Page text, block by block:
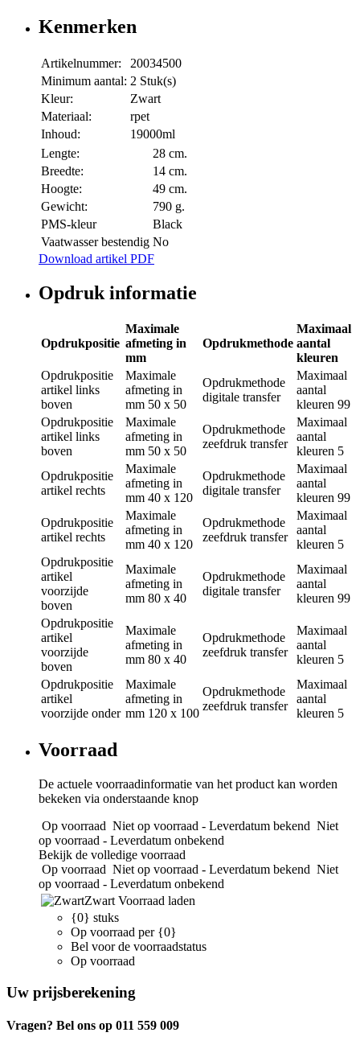
Kenmerken
Artikelnummer:
20034500
Minimum aantal: 2 Stuk(s)
Kleur:
Zwart
Materiaal:
rpet
Inhoud:
19000ml
Lengte:
28 cm.
Breedte:
14 cm.
Hoogte:
49 cm.
Gewicht:
790 g.
PMS-kleur
Black
Vaatwasser bestendig No
Download artikel PDF
Opdruk informatie
Opdrukpositie
Maximale
afmeting in
mm
Opdrukmethode
Maximaal
aantal
kleuren
Opdrukpositie
artikel links
boven
Maximale
afmeting in
mm 50 x 50
Opdrukmethode
digitale transfer
Maximaal
aantal
kleuren 99
Opdrukpositie
artikel links
boven
Maximale
afmeting in
mm 50 x 50
Opdrukmethode
zeefdruk transfer
Maximaal
aantal
kleuren 5
Opdrukpositie
artikel rechts
Maximale
afmeting in
mm 40 x 120
Opdrukmethode
digitale transfer
Maximaal
aantal
kleuren 99
Opdrukpositie
artikel rechts
Maximale
afmeting in
mm 40 x 120
Opdrukmethode
zeefdruk transfer
Maximaal
aantal
kleuren 5
Opdrukpositie
artikel
voorzijde
boven
Maximale
afmeting in
mm 80 x 40
Opdrukmethode
digitale transfer
Maximaal
aantal
kleuren 99
Opdrukpositie
artikel
voorzijde
boven
Maximale
afmeting in
mm 80 x 40
Opdrukmethode
zeefdruk transfer
Maximaal
aantal
kleuren 5
Opdrukpositie
artikel
voorzijde onder
Maximale
afmeting in
mm 120 x 100
Opdrukmethode
zeefdruk transfer
Maximaal
aantal
kleuren 5
Voorraad
De actuele voorraadinformatie van het product kan worden
bekeken via onderstaande knop
Op voorraad Niet op voorraad - Leverdatum bekend Niet
op voorraad - Leverdatum onbekend
Bekijk de volledige voorraad
Op voorraad Niet op voorraad - Leverdatum bekend Niet
op voorraad - Leverdatum onbekend
Zwart Voorraad laden
{0} stuks
Op voorraad per {0}
Bel voor de voorraadstatus
Op voorraad
Uw prijsberekening
Vragen? Bel ons op 011 559 009